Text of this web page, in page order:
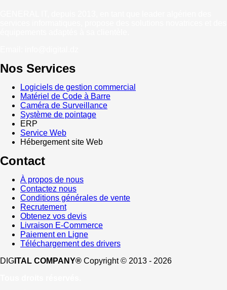
Nos Services
Logiciels de gestion commercial
Matériel de Code à Barre
Caméra de Surveillance
Système de pointage
ERP
Service Web
Hébergement site Web
Contact
À propos de nous
Contactez nous
Conditions générales de vente
Recrutement
Obtenez vos devis
Livraison E-Commerce
Paiement en Ligne
Téléchargement des drivers
DIG ITAL COMPANY® Copyright © 2013 - 2026